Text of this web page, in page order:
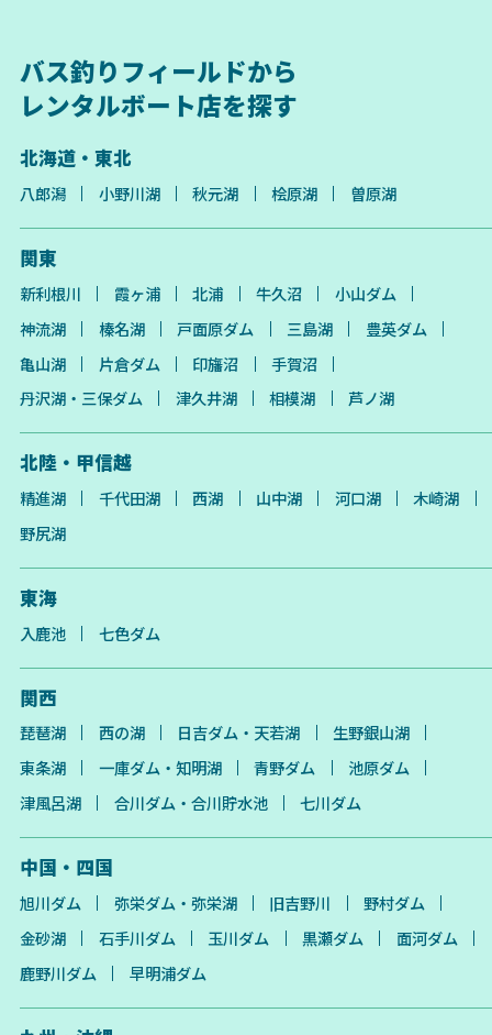
バス釣りフィールドから
レンタルボート店を探す
北海道・東北
八郎潟 小野川湖 秋元湖 桧原湖 曽原湖
関東
新利根川 霞ヶ浦 北浦 牛久沼
小山ダム
神流湖
榛名湖 戸面原ダム 三島湖
豊英ダム
亀山湖
片倉ダム 印旛沼
手賀沼
丹沢湖・三保ダム
津久井湖 相模湖 芦ノ湖
北陸・甲信越
精進湖 千代田湖 西湖 山中湖 河口湖
木崎湖
野尻湖
東海
入鹿池 七色ダム
関西
琵琶湖 西の湖 日吉ダム・天若湖
生野銀山湖
東条湖
一庫ダム・知明湖 青野ダム
池原ダム
津風呂湖
合川ダム・合川貯水池 七川ダム
中国・四国
旭川ダム 弥栄ダム・弥栄湖 旧吉野川
野村ダム
金砂湖
石手川ダム 玉川ダム 黒瀬ダム
面河ダム
鹿野川ダム
早明浦ダム